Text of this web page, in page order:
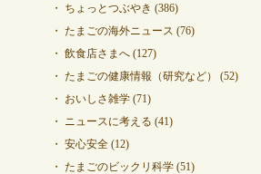
ちょっとつぶやき (386)
たまごの海外ニュース (76)
飲食店さまへ(127)
たまごの健康情報（研究など）
(52)
おいしさ雑学(71)
ニュースに考える (41)
安心安全(12)
たまごのビックリ科学(51)